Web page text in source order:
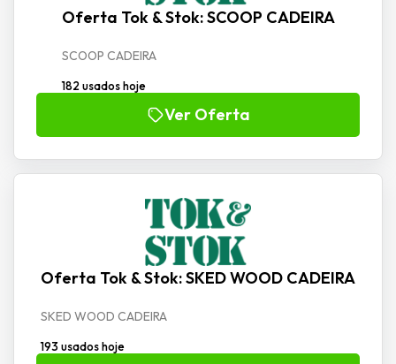
Oferta Tok & Stok: SCOOP CADEIRA
SCOOP CADEIRA
182 usados hoje
Ver Oferta
Oferta Tok & Stok: SKED WOOD CADEIRA
SKED WOOD CADEIRA
193 usados hoje